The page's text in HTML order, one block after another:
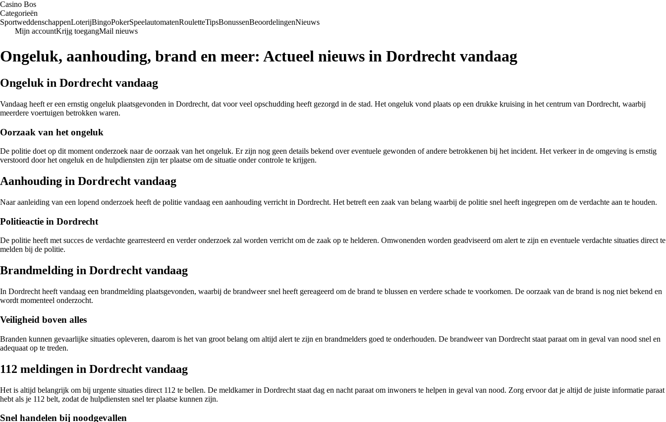
Casino Bos
Categorieën
SportweddenschappenLoterijBingoPokerSpeelautomatenRouletteTipsBonussenBeoordelingenNieuws
Mijn accountKrijg toegangMail nieuws
Ongeluk, aanhouding, brand en meer: Actueel nieuws in Dordrecht vandaag
Ongeluk in Dordrecht vandaag
Vandaag heeft er een ernstig ongeluk plaatsgevonden in Dordrecht, dat voor veel opschudding heeft gezorgd in de stad. Het ongeluk vond plaats op een drukke kruising in het centrum van Dordrecht, waarbij
meerdere voertuigen betrokken waren.
Oorzaak van het ongeluk
De politie doet op dit moment onderzoek naar de oorzaak van het ongeluk. Er zijn nog geen details bekend over eventuele gewonden of andere betrokkenen bij het incident. Het verkeer in de omgeving is ernstig
verstoord door het ongeluk en de hulpdiensten zijn ter plaatse om de situatie onder controle te krijgen.
Aanhouding in Dordrecht vandaag
Naar aanleiding van een lopend onderzoek heeft de politie vandaag een aanhouding verricht in Dordrecht. Het betreft een zaak van belang waarbij de politie snel heeft ingegrepen om de verdachte aan te houden.
Politieactie in Dordrecht
De politie heeft met succes de verdachte gearresteerd en verder onderzoek zal worden verricht om de zaak op te helderen. Omwonenden worden geadviseerd om alert te zijn en eventuele verdachte situaties direct te
melden bij de politie.
Brandmelding in Dordrecht vandaag
In Dordrecht heeft vandaag een brandmelding plaatsgevonden, waarbij de brandweer snel heeft gereageerd om de brand te blussen en verdere schade te voorkomen. De oorzaak van de brand is nog niet bekend en
wordt momenteel onderzocht.
Veiligheid boven alles
Branden kunnen gevaarlijke situaties opleveren, daarom is het van groot belang om altijd alert te zijn en brandmelders goed te onderhouden. De brandweer van Dordrecht staat paraat om in geval van nood snel en
adequaat op te treden.
112 meldingen in Dordrecht vandaag
Het is altijd belangrijk om bij urgente situaties direct 112 te bellen. De meldkamer in Dordrecht staat dag en nacht paraat om inwoners te helpen in geval van nood. Zorg ervoor dat je altijd de juiste informatie paraat
hebt als je 112 belt, zodat de hulpdiensten snel ter plaatse kunnen zijn.
Snel handelen bij noodgevallen